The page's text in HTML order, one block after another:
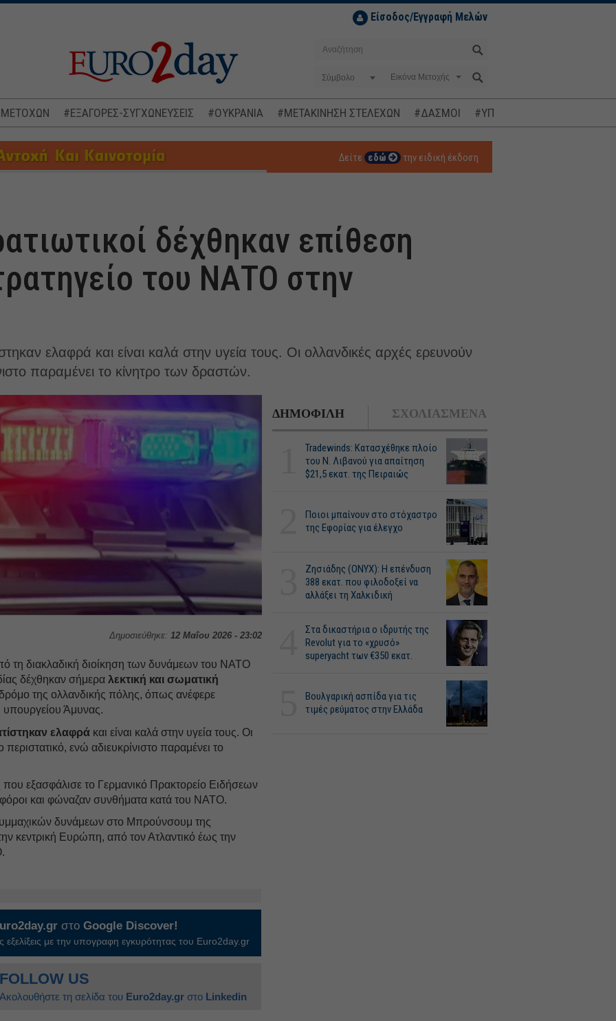
Είσοδος/Εγγραφή Μελών
Σύμβολο
ΜΕΤΟΧΩΝ #ΕΞΑΓΟΡΕΣ-ΣΥΓΧΩΝΕΥΣΕΙΣ #ΟΥΚΡΑΝΙΑ #ΜΕΤΑΚΙΝΗΣΗ ΣΤΕΛΕΧΩΝ #ΔΑΣΜΟΙ #ΥΠΟΚΛΟΠΕΣ
Δείτε εδώ την ειδική έκδοση
δέχθηκαν επίθεση
του ΝΑΤΟ στην
ελαφρά και είναι καλά στην υγεία τους. Οι ολλανδικές αρχές ερευνούν
παραμένει το κίνητρο των δραστών.
Δημοσιεύθηκε: 12 Μαΐου 2026 - 23:02
τη διακλαδική διοίκηση των δυνάμεων του ΝΑΤΟ
δέχθηκαν σήμερα λεκτική και σωματική
της ολλανδικής πόλης, όπως ανέφερε
Άμυνας.
ελαφρά και είναι καλά στην υγεία τους. Οι
ενώ αδιευκρίνιστο παραμένει το
εξασφάλισε το Γερμανικό Πρακτορείο Ειδήσεων
και φώναζαν συνθήματα κατά του ΝΑΤΟ.
δυνάμεων στο Μπρούνσουμ της
κεντρική Ευρώπη, από τον Ατλαντικό έως την
στοGoogle Discover!
εξελίξεις με την υπογραφη εγκυρότητας του Euro2day.gr
FOLLOW US
Ακολουθήστε τη σελίδα του Euro2day.gr στο Linkedin
ΔΗΜΟΦΙΛΗ ΣΧΟΛΙΑΣΜΕΝΑ
Tradewinds: Κατασχέθηκε πλοίο
του Ν. Λιβανού για απαίτηση
$21,5 εκατ. της Πειραιώς
Ποιοι μπαίνουν στο στόχαστρο
της Εφορίας για έλεγχο
Ζησιάδης (ONYX): Η επένδυση
388 εκατ. που φιλοδοξεί να
αλλάξει τη Χαλκιδική
Στα δικαστήρια ο ιδρυτής της
Revolut για το «χρυσό»
superyacht των €350 εκατ.
Βουλγαρική ασπίδα για τις
τιμές ρεύματος στην Ελλάδα